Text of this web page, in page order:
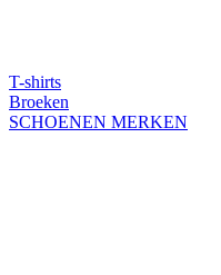
T-shirts
Broeken
SCHOENEN MERKEN